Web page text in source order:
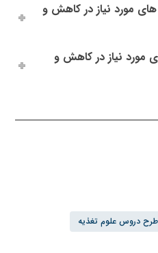
مورد نیاز در کاهش و
مورد نیاز در کاهش و
طرح دروس علوم تغذیه